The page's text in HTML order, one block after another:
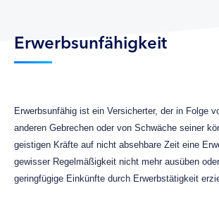
Erwerbsunfähigkeit
Erwerbsunfähig ist ein Versicherter, der in Folge
anderen Gebrechen oder von Schwäche seiner
geistigen Kräfte auf nicht absehbare Zeit eine
gewisser Regelmäßigkeit nicht mehr ausüben
geringfügige Einkünfte durch Erwerbstätigkeit